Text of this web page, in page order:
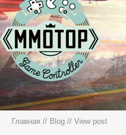
Главная // Blog // View post